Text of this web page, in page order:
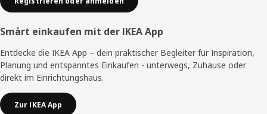
Smårt einkaufen mit der IKEA App
Entdecke die IKEA App – dein praktischer Begleiter für Inspiration,
Planung und entspanntes Einkaufen - unterwegs, Zuhause oder
direkt im Einrichtungshaus.
Zur IKEA App